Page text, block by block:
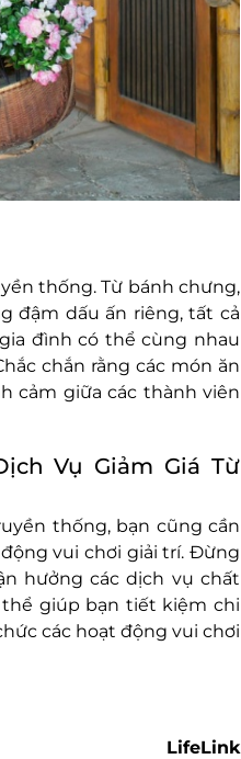
thống. Từ bánh chưng,
đậm dấu ấn riêng, tất cả
đình có thể cùng nhau
chắn rằng các món ăn
cảm giữa các thành viên
Vụ Giảm Giá Từ
thống, bạn cũng cần
vui chơi giải trí. Đừng
hưởng các dịch vụ chất
thể giúp bạn tiết kiệm chi
các hoạt động vui chơi
LifeLink